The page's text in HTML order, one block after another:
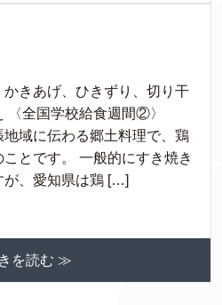
かきあげ、ひきずり、切り干
〈全国学校給食週間②〉
地域に伝わる郷土料理で、鶏
とです。 一般的にすき焼き
が、愛知県は鶏 […]
を読む ≫